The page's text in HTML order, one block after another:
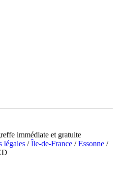
immédiate et gratuite
légales /Île-de-France /Essonne /